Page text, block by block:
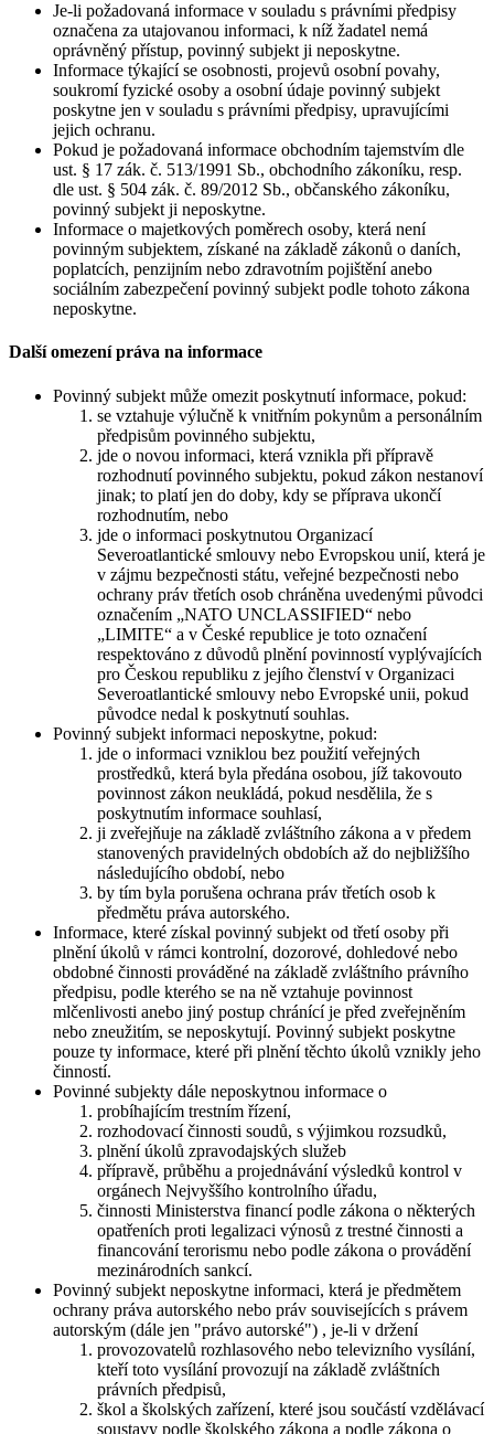
Je-li požadovaná informace v souladu s právními předpisy
označena za utajovanou informaci, k níž žadatel nemá
oprávněný přístup, povinný subjekt ji neposkytne.
Informace týkající se osobnosti, projevů osobní povahy,
soukromí fyzické osoby a osobní údaje povinný subjekt
poskytne jen v souladu s právními předpisy, upravujícími
jejich ochranu.
Pokud je požadovaná informace obchodním tajemstvím dle
ust. § 17 zák. č. 513/1991 Sb., obchodního zákoníku, resp.
dle ust. § 504 zák. č. 89/2012 Sb., občanského zákoníku,
povinný subjekt ji neposkytne.
Informace o majetkových poměrech osoby, která není
povinným subjektem, získané na základě zákonů o daních,
poplatcích, penzijním nebo zdravotním pojištění anebo
sociálním zabezpečení povinný subjekt podle tohoto zákona
neposkytne.
Další omezení práva na informace
Povinný subjekt může omezit poskytnutí informace, pokud:
se vztahuje výlučně k vnitřním pokynům a personálním
předpisům povinného subjektu,
jde o novou informaci, která vznikla při přípravě
rozhodnutí povinného subjektu, pokud zákon nestanoví
jinak; to platí jen do doby, kdy se příprava ukončí
rozhodnutím, nebo
jde o informaci poskytnutou Organizací
Severoatlantické smlouvy nebo Evropskou unií, která je
v zájmu bezpečnosti státu, veřejné bezpečnosti nebo
ochrany práv třetích osob chráněna uvedenými původci
označením „NATO UNCLASSIFIED“ nebo
„LIMITE“ a v České republice je toto označení
respektováno z důvodů plnění povinností vyplývajících
pro Českou republiku z jejího členství v Organizaci
Severoatlantické smlouvy nebo Evropské unii, pokud
původce nedal k poskytnutí souhlas.
Povinný subjekt informaci neposkytne, pokud:
jde o informaci vzniklou bez použití veřejných
prostředků, která byla předána osobou, jíž takovouto
povinnost zákon neukládá, pokud nesdělila, že s
poskytnutím informace souhlasí,
ji zveřejňuje na základě zvláštního zákona a v předem
stanovených pravidelných obdobích až do nejbližšího
následujícího období, nebo
by tím byla porušena ochrana práv třetích osob k
předmětu práva autorského.
Informace, které získal povinný subjekt od třetí osoby při
plnění úkolů v rámci kontrolní, dozorové, dohledové nebo
obdobné činnosti prováděné na základě zvláštního právního
předpisu, podle kterého se na ně vztahuje povinnost
mlčenlivosti anebo jiný postup chránící je před zveřejněním
nebo zneužitím, se neposkytují. Povinný subjekt poskytne
pouze ty informace, které při plnění těchto úkolů vznikly jeho
činností.
Povinné subjekty dále neposkytnou informace o
probíhajícím trestním řízení,
rozhodovací činnosti soudů, s výjimkou rozsudků,
plnění úkolů zpravodajských služeb
přípravě, průběhu a projednávání výsledků kontrol v
orgánech Nejvyššího kontrolního úřadu,
činnosti Ministerstva financí podle zákona o některých
opatřeních proti legalizaci výnosů z trestné činnosti a
financování terorismu nebo podle zákona o provádění
mezinárodních sankcí.
Povinný subjekt neposkytne informaci, která je předmětem
ochrany práva autorského nebo práv souvisejících s právem
autorským (dále jen "právo autorské") , je-li v držení
provozovatelů rozhlasového nebo televizního vysílání,
kteří toto vysílání provozují na základě zvláštních
právních předpisů,
škol a školských zařízení, které jsou součástí vzdělávací
soustavy podle školského zákona a podle zákona o